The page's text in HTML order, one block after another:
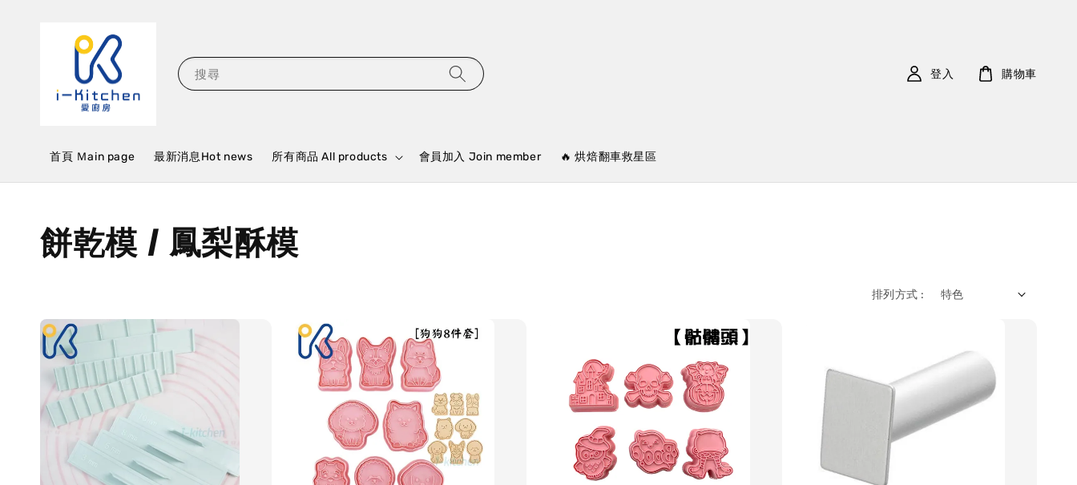
搜尋
首頁 Ｍain page 最新消息Hot news 所有商品 All products 會員加入 Join member 🔥 烘焙翻車救星區
登入 購物車
餅乾模 / 鳳梨酥模
排列方式 :